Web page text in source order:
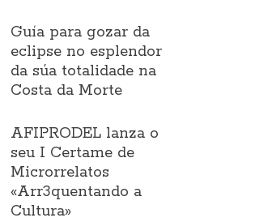
Guía para gozar da
eclipse no esplendor
da súa totalidade na
Costa da Morte
AFIPRODEL lanza o
seu I Certame de
Microrrelatos
«Arr3quentando a
Cultura»